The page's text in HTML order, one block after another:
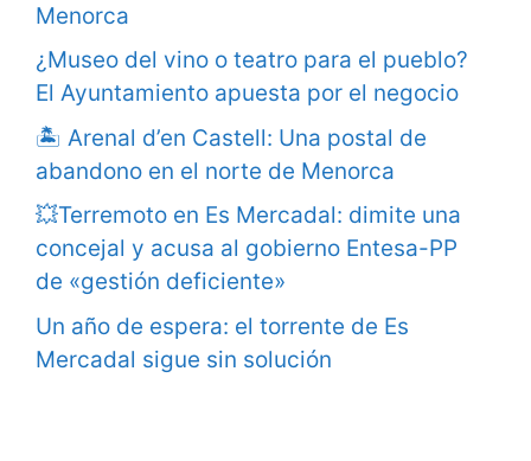
Menorca
¿Museo del vino o teatro para el pueblo?
El Ayuntamiento apuesta por el negocio
🏝️ Arenal d’en Castell: Una postal de
abandono en el norte de Menorca
💥Terremoto en Es Mercadal: dimite una
concejal y acusa al gobierno Entesa-PP
de «gestión deficiente»
Un año de espera: el torrente de Es
Mercadal sigue sin solución